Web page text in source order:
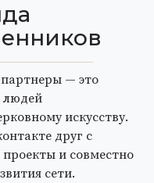
— это
людей
искусству.
друг с
и совместно
сети.